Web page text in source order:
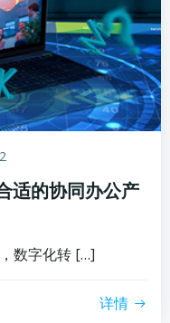
适的协同办公产
数字化转 […]
详情